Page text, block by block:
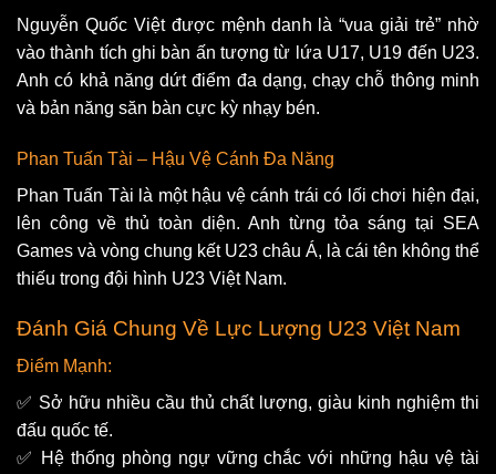
Nguyễn Quốc Việt được mệnh danh là “vua giải trẻ” nhờ
vào thành tích ghi bàn ấn tượng từ lứa U17, U19 đến U23.
Anh có khả năng dứt điểm đa dạng, chạy chỗ thông minh
và bản năng săn bàn cực kỳ nhạy bén.
Phan Tuấn Tài – Hậu Vệ Cánh Đa Năng
Phan Tuấn Tài là một hậu vệ cánh trái có lối chơi hiện đại,
lên công về thủ toàn diện. Anh từng tỏa sáng tại SEA
Games và vòng chung kết U23 châu Á, là cái tên không thể
thiếu trong đội hình U23 Việt Nam.
Đánh Giá Chung Về Lực Lượng U23 Việt Nam
Điểm Mạnh:
✅ Sở hữu nhiều cầu thủ chất lượng, giàu kinh nghiệm thi
đấu quốc tế.
✅ Hệ thống phòng ngự vững chắc với những hậu vệ tài